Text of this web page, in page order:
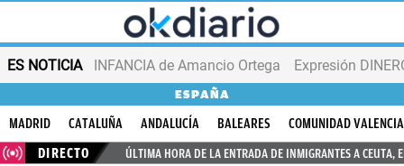
ES NOTICIA INFANCIA de Amancio Ortega Expresión
ESPAÑA
MADRID CATALUÑA ANDALUCÍA BALEARES
COMUNIDAD
DIRECTO
ÚLTIMA HORA DE LA ENTRADA DE INMIGRANTES A CEUTA,